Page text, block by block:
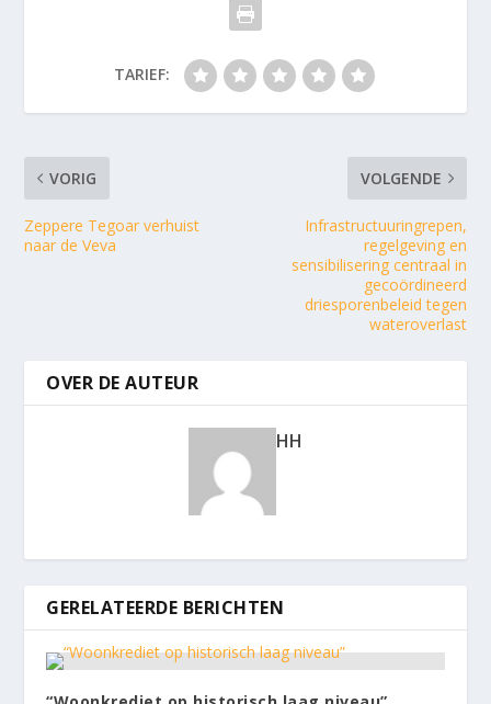
TARIEF:
VORIG
Zeppere Tegoar verhuist
naar de Veva
VOLGENDE
Infrastructuuringrepen,
regelgeving en
sensibilisering centraal in
gecoördineerd
driesporenbeleid tegen
wateroverlast
OVER DE AUTEUR
HH
GERELATEERDE BERICHTEN